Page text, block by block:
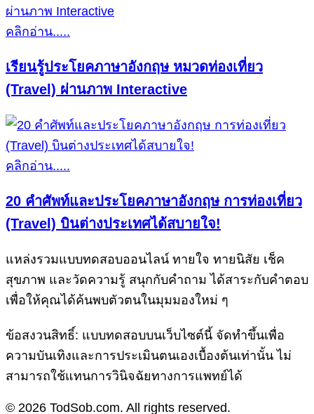
คลิกอ่าน.....
เรียนรู้ประโยคภาษาอังกฤษ หมวดท่องเที่ยว
(Travel) ผ่านภาพ Interactive
คลิกอ่าน.....
20 คำศัพท์และประโยคภาษาอังกฤษ การท่องเที่ยว
(Travel) บินต่างประเทศได้สบายใจ!
แหล่งรวมแบบทดสอบออนไลน์ ทายใจ ทายนิสัย เช็ค
สุขภาพ และวัดความรู้ สนุกกับคำถาม ได้สาระกับคำตอบ
เพื่อให้คุณได้ค้นพบตัวตนในมุมมองใหม่ ๆ
ข้อสงวนสิทธิ์: แบบทดสอบบนเว็บไซต์นี้ จัดทำขึ้นเพื่อ
ความบันเทิงและการประเมินตนเองเบื้องต้นเท่านั้น ไม่
สามารถใช้แทนการวินิจฉัยทางการแพทย์ได้
© 2026 TodSob.com. All rights reserved.